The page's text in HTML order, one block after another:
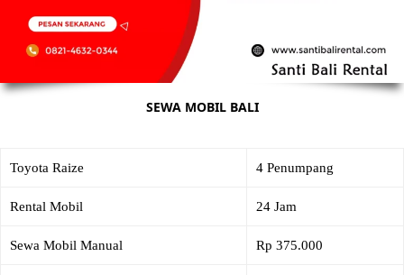
SEWA MOBIL BALI
Toyota Raize 4 Penumpang
Rental Mobil 24 Jam
Sewa Mobil Manual Rp 375.000